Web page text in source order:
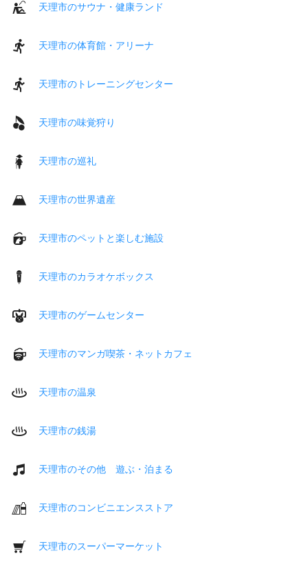
天理市のサウナ・健康ランド
天理市の体育館・アリーナ
天理市のトレーニングセンター
天理市の味覚狩り
天理市の巡礼
天理市の世界遺産
天理市のペットと楽しむ施設
天理市のカラオケボックス
天理市のゲームセンター
天理市のマンガ喫茶・ネットカフェ
天理市の温泉
天理市の銭湯
天理市のその他 遊ぶ・泊まる
天理市のコンビニエンスストア
天理市のスーパーマーケット